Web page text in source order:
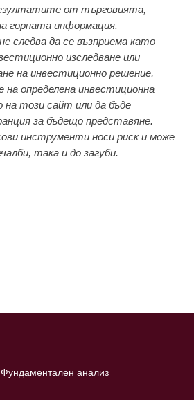
от търговията,
горната информация.
следва да се възприема като
изследване или
на инвестиционно решение,
на определена инвестиционна
този сайт или да бъде
за бъдещо представяне.
инструменти носи риск и може
така и до загуби.
Фундаментален анализ